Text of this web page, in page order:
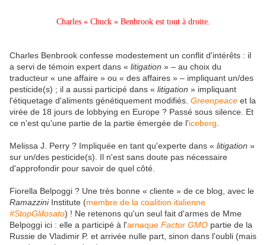
Charles « Chuck » Benbrook est tout à droite.
Charles Benbrook confesse modestement un conflit d'intérêts : il
a servi de témoin expert dans « litigation » – au choix du
traducteur « une affaire » ou « des affaires » – impliquant un/des
pesticide(s) ; il a aussi participé dans « litigation » impliquant
l'étiquetage d'aliments génétiquement modifiés. Greenpeace et la
virée de 18 jours de lobbying en Europe ? Passé sous silence. Et
ce n'est qu'une partie de la partie émergée de l'iceberg
Melissa J. Perry ? Impliquée en tant qu'experte dans « litigation »
sur un/des pesticide(s). Il n'est sans doute pas nécessaire
d'approfondir pour savoir de quel côté.
Fiorella Belpoggi ? Une très bonne « cliente » de ce blog, avec le
Ramazzini Institute (membre de la coalition italienne
#StopGlifosato) ! Ne retenons qu'un seul fait d'armes de Mme
Belpoggi ici : elle a participé à l'arnaque Factor GMO partie de la
Russie de Vladimir P. et arrivée nulle part, sinon dans l'oubli (mais